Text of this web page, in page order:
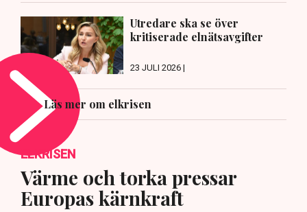
Utredare ska se över
kritiserade elnätsavgifter
23 JULI 2026 |
Läs mer om elkrisen
ELKRISEN
Värme och torka pressar
Europas kärnkraft